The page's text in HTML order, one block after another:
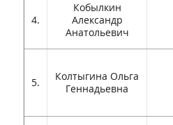
4.
Кобылкин
Александр
Анатольевич
5.
Колтыгина Ольга
Геннадьевна